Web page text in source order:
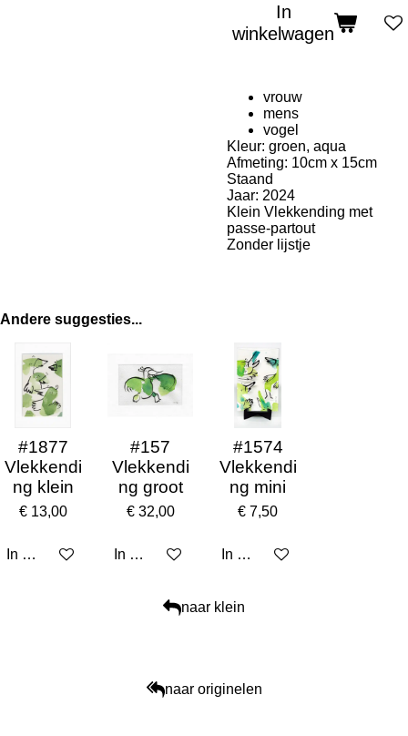
In
winkelwagen
vrouw
mens
vogel
Kleur: groen, aqua
Afmeting: 10cm x 15cm
Staand
Jaar: 2024
Klein Vlekkending met
passe-partout
Zonder lijstje
Andere suggesties...
#1877
Vlekkendi
ng klein
€ 13,00
In winkelwagen
#157
Vlekkendi
ng groot
€ 32,00
In winkelwagen
#1574
Vlekkendi
ng mini
€ 7,50
In winkelwagen
naar klein
naar originelen